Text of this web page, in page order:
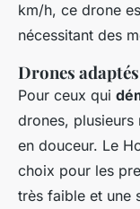
km/h, ce drone
nécessitant des
Drones
Pour ceux qui
drones, plusieurs
en douceur. Le
choix pour les
très faible et une